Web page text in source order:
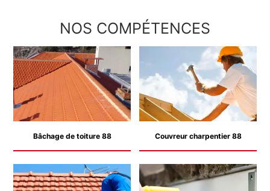
NOS COMPÉTENCES
Bâchage de toiture 88 Couvreur charpentier 88